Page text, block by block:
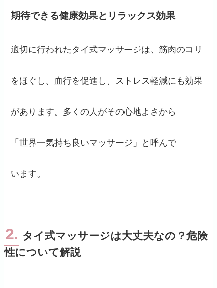
期待できる健康効果とリラックス効果
適切に行われたタイ式マッサージは、筋肉のコリ
をほぐし、血行を促進し、ストレス軽減にも効果
があります。多くの人がその心地よさから
「世界一気持ち良いマッサージ」と呼んで
います。
2. タイ式マッサージは大丈夫なの？危険
性について解説